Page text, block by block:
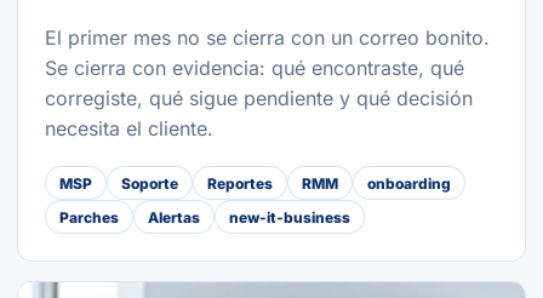
El primer mes no se cierra con un correo bonito.
Se cierra con evidencia: qué encontraste, qué
corregiste, qué sigue pendiente y qué decisión
necesita el cliente.
MSP Soporte Reportes RMM
onboarding
Parches
Alertas new-it-business